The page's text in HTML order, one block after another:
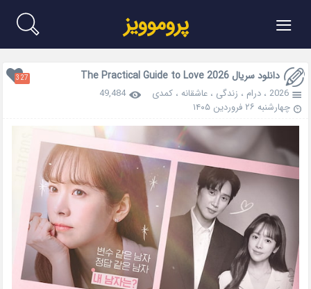
≡ پروموویز
دانلود سریال The Practical Guide to Love 2026 327
2026 ،درام ، زندگی ،عاشقانه ،کمدی
49,484
چهارشنبه ۲۶ فروردین ۱۴۰۵